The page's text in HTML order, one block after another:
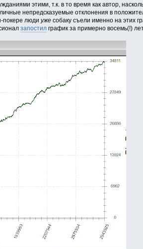
этими, т.к. в то время как автор,
непредсказуемые отклонения в
покере людиуже собаку съели именно на этих
запостил график за примерно восемь(!)